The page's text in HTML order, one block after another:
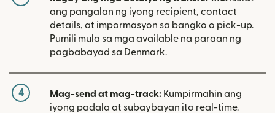
ang pangalan ng iyong recipient, contact
details, at impormasyon sa bangko o pick-up.
Pumili mula sa mga available na paraan ng
pagbabayad sa Denmark.
4 Mag-send at mag-track: Kumpirmahin ang
iyong padala at subaybayan ito real-time.